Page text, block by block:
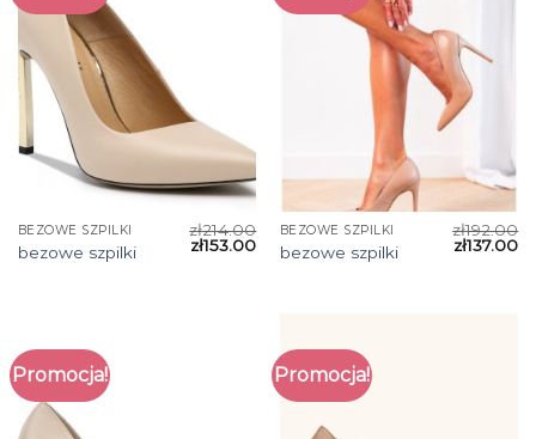
BEZOWE SZPILKI
bezowe szpilki
zł214.00
zł153.00
BEZOWE SZPILKI
bezowe szpilki
zł192.00
zł137.00
Promocja! Promocja!